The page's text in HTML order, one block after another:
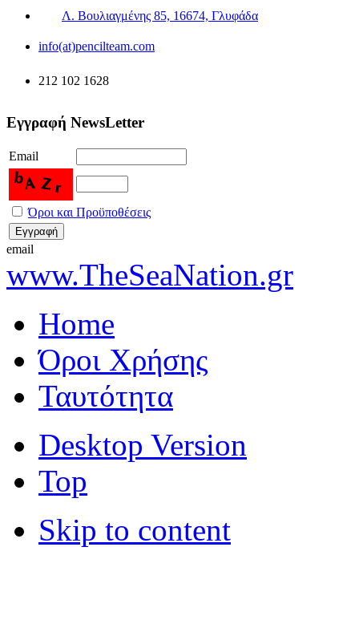
Λ. Βουλιαγμένης 85, 16674, Γλυφάδα
info(at)pencilteam.com
212 102 1628
Εγγραφή NewsLetter
Email
Όροι και Προϋποθέσεις
email
www.TheSeaNation.gr
Home
Όροι Χρήσης
Ταυτότητα
Desktop Version
Top
Skip to content